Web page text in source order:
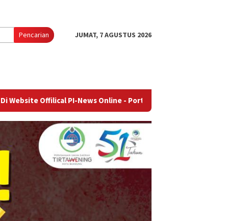
Pencarian
JUMAT, 7 AGUSTUS 2026
PI-News Online - Portal Berita Terupdate & Terpercaya